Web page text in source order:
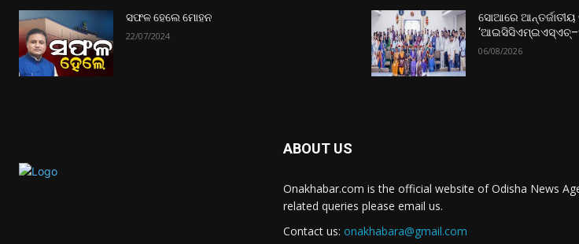
ସଫଳ ହେଲେ ମୋହନ
22/07/2024
ସୋଆରେ ଆନ୍ତର୍ଜାତୀୟ
06/08/2026
ABOUT US
Onakhabar.com is the official website of Odisha News
related queries please email us.
Contact us: onakhabara@gmail.com